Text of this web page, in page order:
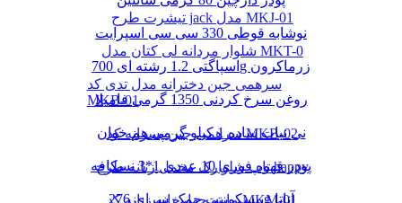
تیشرت طرح jack مدل MKJ-01
شلوار مردانه لی کتان مدل MKT-0
سرهمی جین دخترانه مدل تدی کد
MKB-01
سرهمی جین پسرانه کد MKB-02
تاپ شلوارک مخمل زنانه طرح happy
مانتو چهارخانه زنانه کد MKM-01
نوشابه قوطی 330 سی سی اسپرایت
اسپاگتی 1.2 رشته ای 700g زرماکرون
روغن سرخ کردنی 1350 گرمی فامیلا
نی نبات ساده 1 کیلو گرمی هم خوان
پودر قهوه فوری 10 عددی 1*3 نسکافه
بیسکوییت چمک سرای 276g آناتا